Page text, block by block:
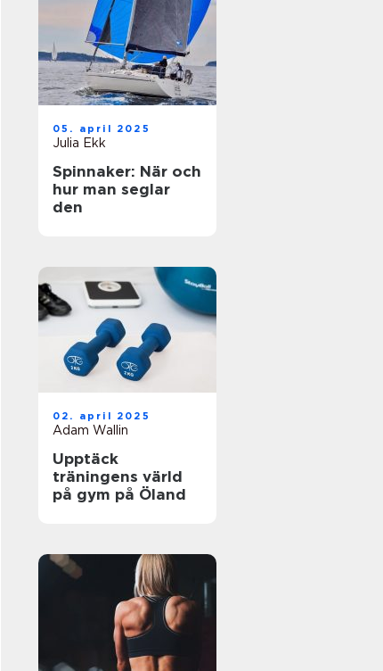
05. april 2025
Julia Ekk
Spinnaker: När och
hur man seglar
den
02. april 2025
Adam Wallin
Upptäck
träningens värld
på gym på Öland